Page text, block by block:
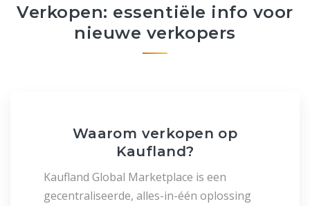
Verkopen: essentiële info voor
nieuwe verkopers
Waarom verkopen op
Kaufland?
Kaufland Global Marketplace is een
gecentraliseerde, alles-in-één oplossing